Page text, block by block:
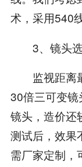
术，采用540
3、镜头
监视距离最
30倍三可变
镜头，造价还
测试后，效果
需厂家定制，